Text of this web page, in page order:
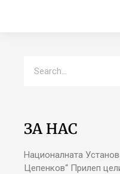
ЗА НАС
Националната
Цепенков“ Прилеп